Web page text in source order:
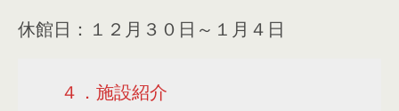
休館日：１２月３０日～１月４日
４．施設紹介